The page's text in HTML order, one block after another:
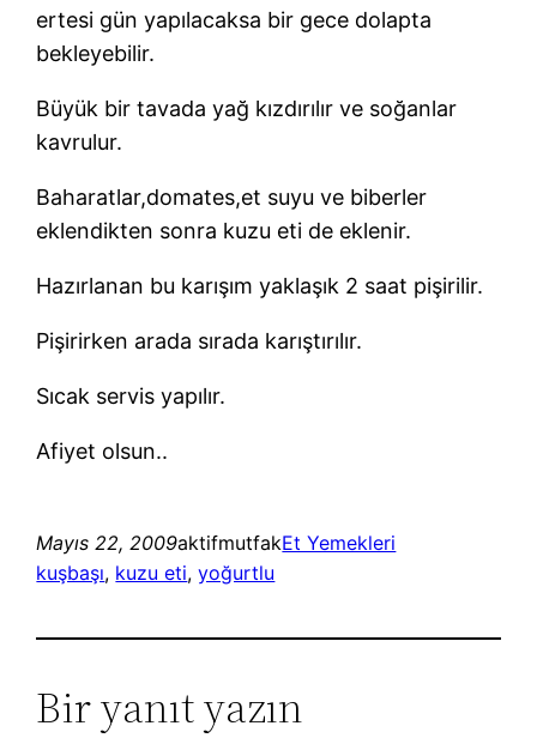
ertesi gün yapılacaksa bir gece dolapta
bekleyebilir.
Büyük bir tavada yağ kızdırılır ve soğanlar
kavrulur.
Baharatlar,domates,et suyu ve biberler
eklendikten sonra kuzu eti de eklenir.
Hazırlanan bu karışım yaklaşık 2 saat pişirilir.
Pişirirken arada sırada karıştırılır.
Sıcak servis yapılır.
Afiyet olsun..
Mayıs 22, 2009aktifmutfakEt Yemekleri
kuşbaşı, kuzu eti, yoğurtlu
Bir yanıt yazın